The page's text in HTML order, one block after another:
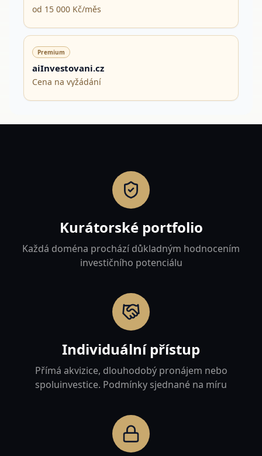
od 15 000 Kč/měs
Premium
aiInvestovani.cz
Cena na vyžádání
Kurátorské portfolio
Každá doména prochází důkladným hodnocením
investičního potenciálu
Individuální přístup
Přímá akvizice, dlouhodobý pronájem nebo
spoluinvestice. Podmínky sjednané na míru